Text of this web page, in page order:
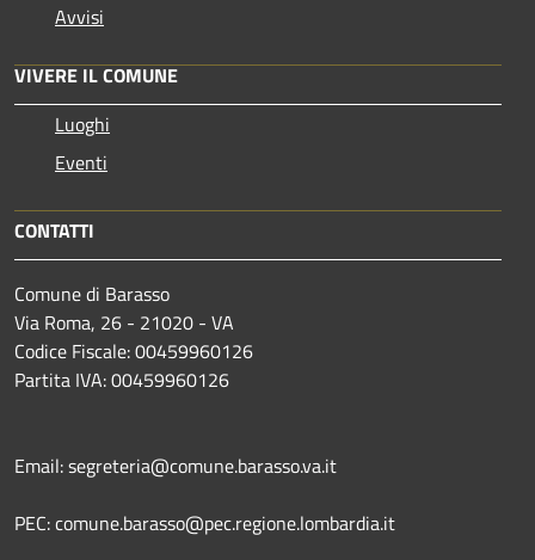
Avvisi
VIVERE IL COMUNE
Luoghi
Eventi
CONTATTI
Comune di Barasso
Via Roma, 26 - 21020 - VA
Codice Fiscale: 00459960126
Partita IVA: 00459960126
Email: segreteria@comune.barasso.va.it
PEC: comune.barasso@pec.regione.lombardia.it